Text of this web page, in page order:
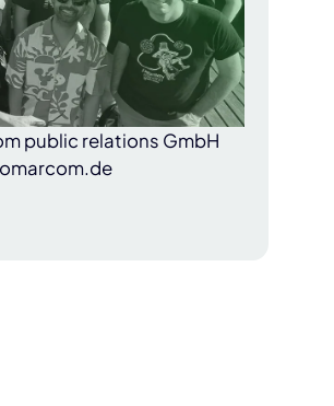
public relations GmbH